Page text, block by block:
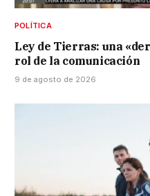
POLÍTICA
Ley de Tierras: una
rol de la comunicación
9 de agosto de 2026